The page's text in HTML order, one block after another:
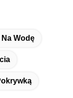
Wodę